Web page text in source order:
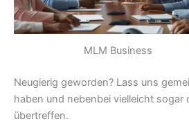
MLM Business
Neugierig geworden? Lass uns
haben und nebenbei vielleicht sogar
übertreffen.